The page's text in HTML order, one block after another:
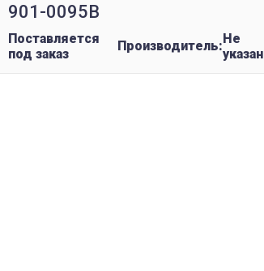
901-0095B
Поставляется
под заказ
Производитель:Не
указан